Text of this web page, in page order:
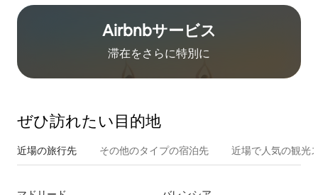
Airbnb⁠サ⁠ー⁠ビ⁠ス
滞在をさ⁠ら⁠に特⁠別⁠に
ぜひ訪⁠れ⁠た⁠い目⁠的⁠地
近場の旅行先 その他のタ⁠イ⁠プ⁠の宿⁠泊⁠先 近場で人気の観光